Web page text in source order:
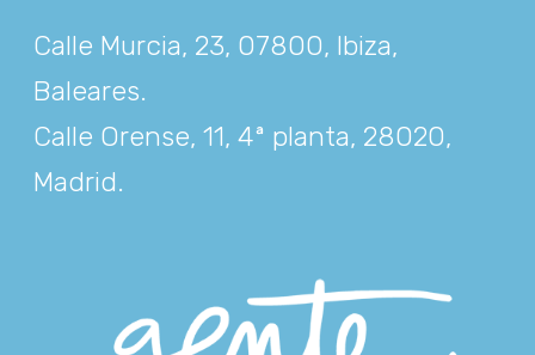
Calle Murcia, 23, 07800, Ibiza,
Baleares.
Calle Orense, 11, 4ª planta, 28020,
Madrid.